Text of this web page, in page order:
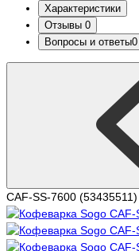
Характеристики
Отзывы 0
Вопросы и ответы0
CAF-SS-7600 (53435511)